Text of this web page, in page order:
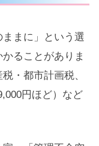
ままに」という選
ることがありま
・都市計画税、
円ほど）など